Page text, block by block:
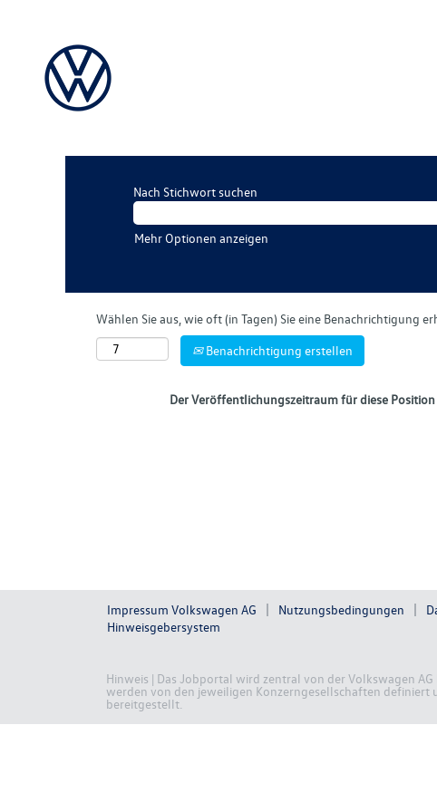
Nach Stichwort suchen
Mehr Optionen anzeigen
Wählen Sie aus, wie oft (in Tagen) Sie eine Benachrichtigung
Benachrichtigung erstellen
Der Veröffentlichungszeitraum für diese
Impressum Volkswagen AG Nutzungsbedingungen
Hinweisgebersystem
Hinweis | Das Jobportal wird zentral von der Volkswagen
werden von den jeweiligen Konzerngesellschaften
bereitgestellt.